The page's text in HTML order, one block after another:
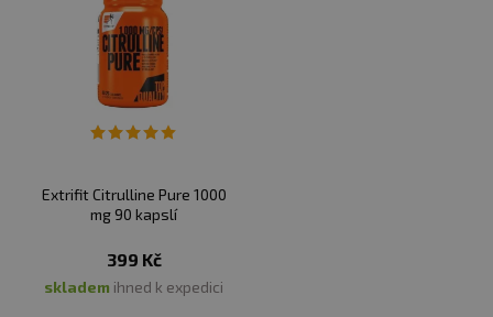
Extrifit Citrulline Pure 1000
mg 90 kapslí
399 Kč
skladem ihned k expedici